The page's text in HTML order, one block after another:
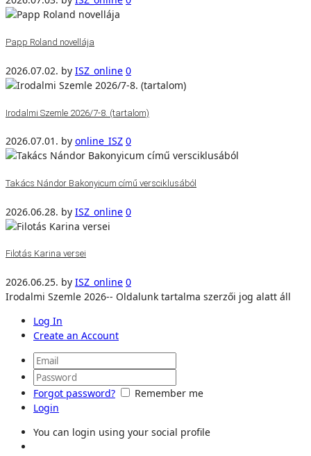
Papp Roland novellája
2026.07.02. by ISZ_online 0
Irodalmi Szemle 2026/7-8. (tartalom)
2026.07.01. by online_ISZ 0
Takács Nándor Bakonyicum című versciklusából
2026.06.28. by ISZ_online 0
Filotás Karina versei
2026.06.25. by ISZ_online 0
Irodalmi Szemle 2026-- Oldalunk tartalma szerzői jog alatt áll
Log In
Create an Account
Forgot password?
Remember me
Login
You can login using your social profile